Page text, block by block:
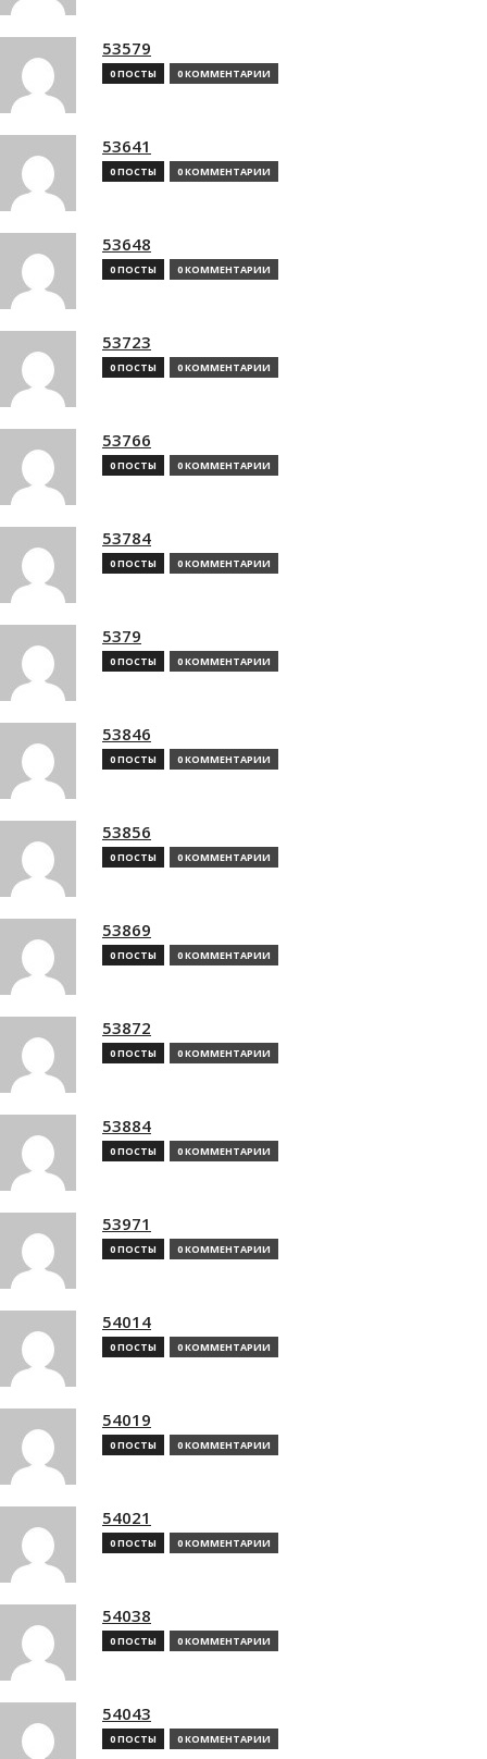
53579
0 ПОСТЫ 0 КОММЕНТАРИИ
53641
0 ПОСТЫ 0 КОММЕНТАРИИ
53648
0 ПОСТЫ 0 КОММЕНТАРИИ
53723
0 ПОСТЫ 0 КОММЕНТАРИИ
53766
0 ПОСТЫ 0 КОММЕНТАРИИ
53784
0 ПОСТЫ 0 КОММЕНТАРИИ
5379
0 ПОСТЫ 0 КОММЕНТАРИИ
53846
0 ПОСТЫ 0 КОММЕНТАРИИ
53856
0 ПОСТЫ 0 КОММЕНТАРИИ
53869
0 ПОСТЫ 0 КОММЕНТАРИИ
53872
0 ПОСТЫ 0 КОММЕНТАРИИ
53884
0 ПОСТЫ 0 КОММЕНТАРИИ
53971
0 ПОСТЫ 0 КОММЕНТАРИИ
54014
0 ПОСТЫ 0 КОММЕНТАРИИ
54019
0 ПОСТЫ 0 КОММЕНТАРИИ
54021
0 ПОСТЫ 0 КОММЕНТАРИИ
54038
0 ПОСТЫ 0 КОММЕНТАРИИ
54043
0 ПОСТЫ 0 КОММЕНТАРИИ